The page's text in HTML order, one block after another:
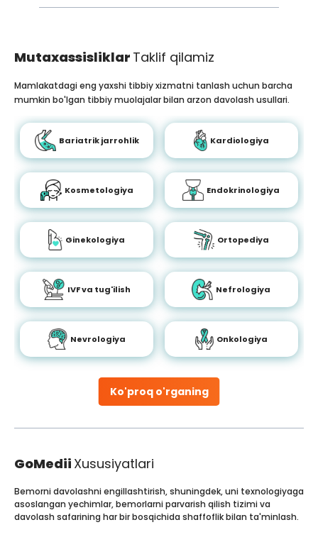
Mutaxassisliklar Taklif qilamiz
Ko'proq o'rganing
Mamlakatdagi eng yaxshi tibbiy xizmatni tanlash uchun barcha
mumkin bo'lgan tibbiy muolajalar bilan arzon davolash usullari.
Bariatrik jarrohlik Kardiologiya
Kosmetologiya Endokrinologiya
Ginekologiya Ortopediya
IVF va tug'ilish Nefrologiya
Nevrologiya Onkologiya
GoMedii Xususiyatlari
Bemorni davolashni engillashtirish, shuningdek, uni texnologiyaga
asoslangan yechimlar, bemorlarni parvarish qilish tizimi va
davolash safarining har bir bosqichida shaffoflik bilan ta'minlash.